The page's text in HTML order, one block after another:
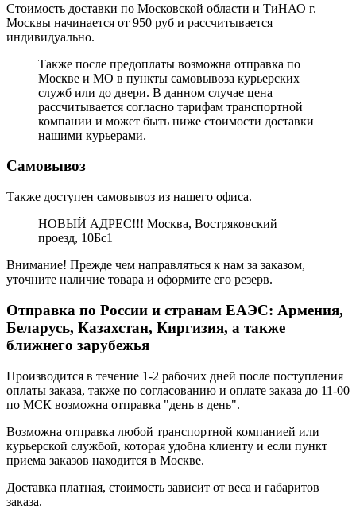
Стоимость доставки по Московской области и ТиНАО г.
Москвы начинается от 950 руб и рассчитывается
индивидуально.
Также после предоплаты возможна отправка по
Москве и МО в пункты самовывоза курьерских
служб или до двери. В данном случае цена
рассчитывается согласно тарифам транспортной
компании и может быть ниже стоимости доставки
нашими курьерами.
Самовывоз
Также доступен самовывоз из нашего офиса.
НОВЫЙ АДРЕС!!! Москва, Востряковский
проезд, 10Бс1
Внимание! Прежде чем направляться к нам за заказом,
уточните наличие товара и оформите его резерв.
Отправка по России и странам ЕАЭС: Армения,
Беларусь, Казахстан, Киргизия, а также
ближнего зарубежья
Производится в течение 1-2 рабочих дней после поступления
оплаты заказа, также по согласованию и оплате заказа до 11-00
по МСК возможна отправка "день в день".
Возможна отправка любой транспортной компанией или
курьерской службой, которая удобна клиенту и если пункт
приема заказов находится в Москве.
Доставка платная, стоимость зависит от веса и габаритов
заказа.